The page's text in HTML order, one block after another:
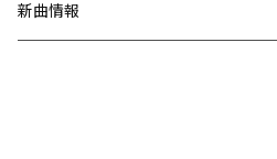
新曲情報